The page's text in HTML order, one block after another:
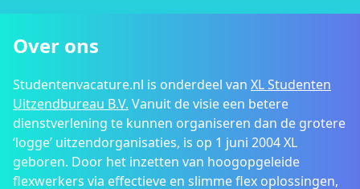
Over ons
Studentenvacature.nl is onderdeel van XL Studenten
Uitzendbureau B.V. Vanuit de visie een betere
dienstverlening te kunnen organiseren dan de grotere
‘logge’ uitzendorganisaties, is op 1 juni 2004 XL
geboren. Door het inzetten van hoogopgeleide
flexwerkers via effectieve en slimme flex oplossingen,